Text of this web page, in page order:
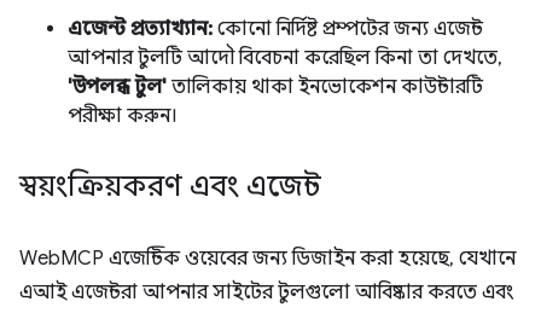
এজেন্ট প্রত্যাখ্যান: কোনো নির্দিষ্ট প্রম্পটের জন্য এজেন্ট
আপনার টুলটি আদৌ বিবেচনা করেছিল কিনা তা দেখতে,
'উপলব্ধ টুল' তালিকায় থাকা ইনভোকেশন কাউন্টারটি
পরীক্ষা করুন।
স্বয়ংক্রিয়করণ এবং এজেন্ট
WebMCP এজেন্টিক ওয়েবের জন্য ডিজাইন করা হয়েছে, যেখানে
এআই এজেন্টরা আপনার সাইটের টুলগুলো আবিষ্কার করতে এবং